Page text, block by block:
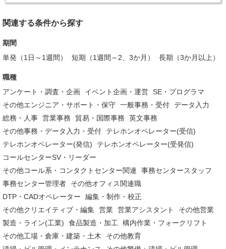
関連する条件から探す
期間
単発（1日～1週間）
短期（1週間～2、3か月） 長期（3か月以上）
職種
アンケート・調査・企画
イベント企画・運営 SE・プログラマ
その他エンジニア・サポート・保守 一般事務・受付 データ入力
総務・人事 営業事務 貿易・国際事務
英文事務
その他事務・データ入力・受付
テレホンオペレーター(受信)
テレホンオペレーター(発信)
テレホンオペレーター(受発信)
コールセンターSV・リーダー
その他コール系・コンタクトセンター関連
事務センタースタッフ
事務センター管理者
その他オフィス関連職
DTP・CADオペレーター
編集・制作・校正
その他クリエイティブ・編集 営業 営業アシスタント
その他営業
製造・ライン(工業)
食品製造・加工
構内作業・フォークリフト
その他工場・倉庫・建築・土木
その他教育